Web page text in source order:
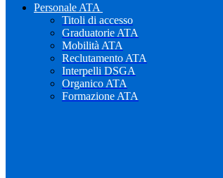
Personale ATA
Titoli di accesso
Graduatorie ATA
Mobilità ATA
Reclutamento ATA
Interpelli DSGA
Organico ATA
Formazione ATA